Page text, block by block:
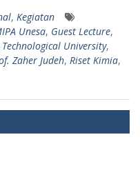
, Kegiatan
Unesa, Guest Lecture,
University,
Zaher Judeh, Riset Kimia,